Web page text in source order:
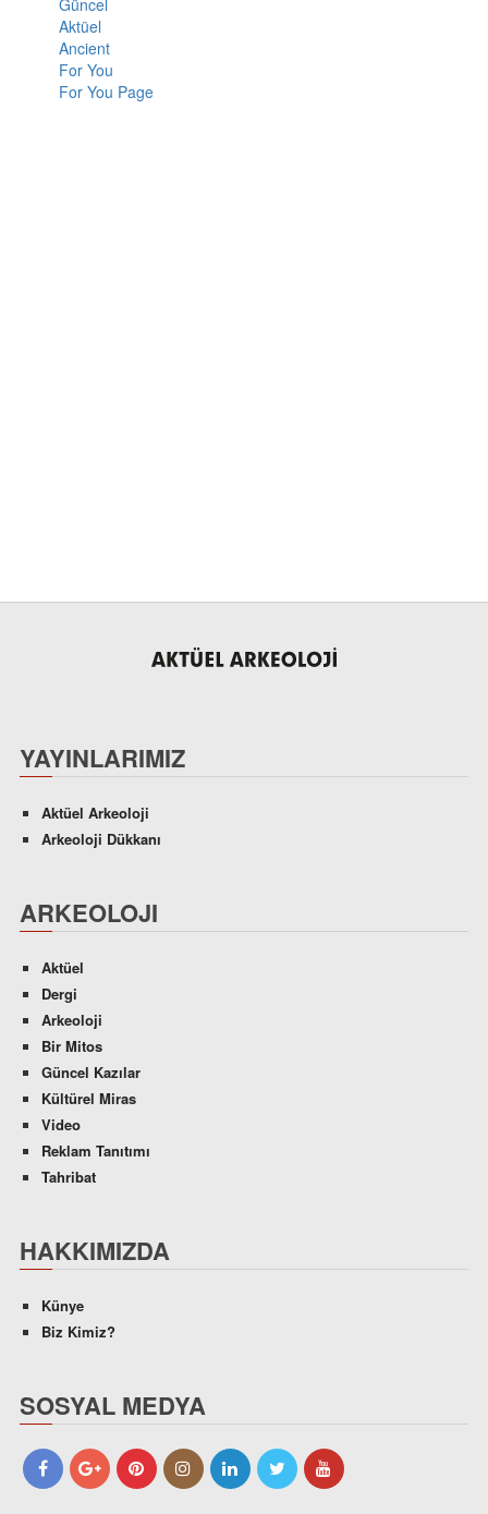
Güncel
Aktüel
Ancient
For You
For You Page
YAYINLARIMIZ
Aktüel Arkeoloji
Arkeoloji Dükkanı
ARKEOLOJI
Aktüel
Dergi
Arkeoloji
Bir Mitos
Güncel Kazılar
Kültürel Miras
Video
Reklam Tanıtımı
Tahribat
HAKKIMIZDA
Künye
Biz Kimiz?
SOSYAL MEDYA